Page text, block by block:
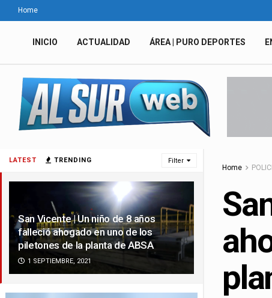
LATEST TRENDING Filter
San Vicente | Un niño de 8 años
falleció ahogado en uno de los
piletones de la planta de ABSA
1 SEPTIEMBRE, 2021
Home
INICIO ACTUALIDAD ÁREA | PURO DEPORTES
Home